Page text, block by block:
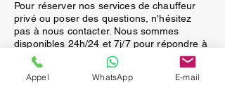
Pour réserver nos services de chauffeur
privé ou poser des questions, n'hésitez
pas à nous contacter. Nous sommes
disponibles 24h/24 et 7j/7 pour répondre à
toutes vos demandes. Remplissez le
formulaire ci-dessous ou appelez-nous
directement pour une assistance
Appel WhatsApp E-mail